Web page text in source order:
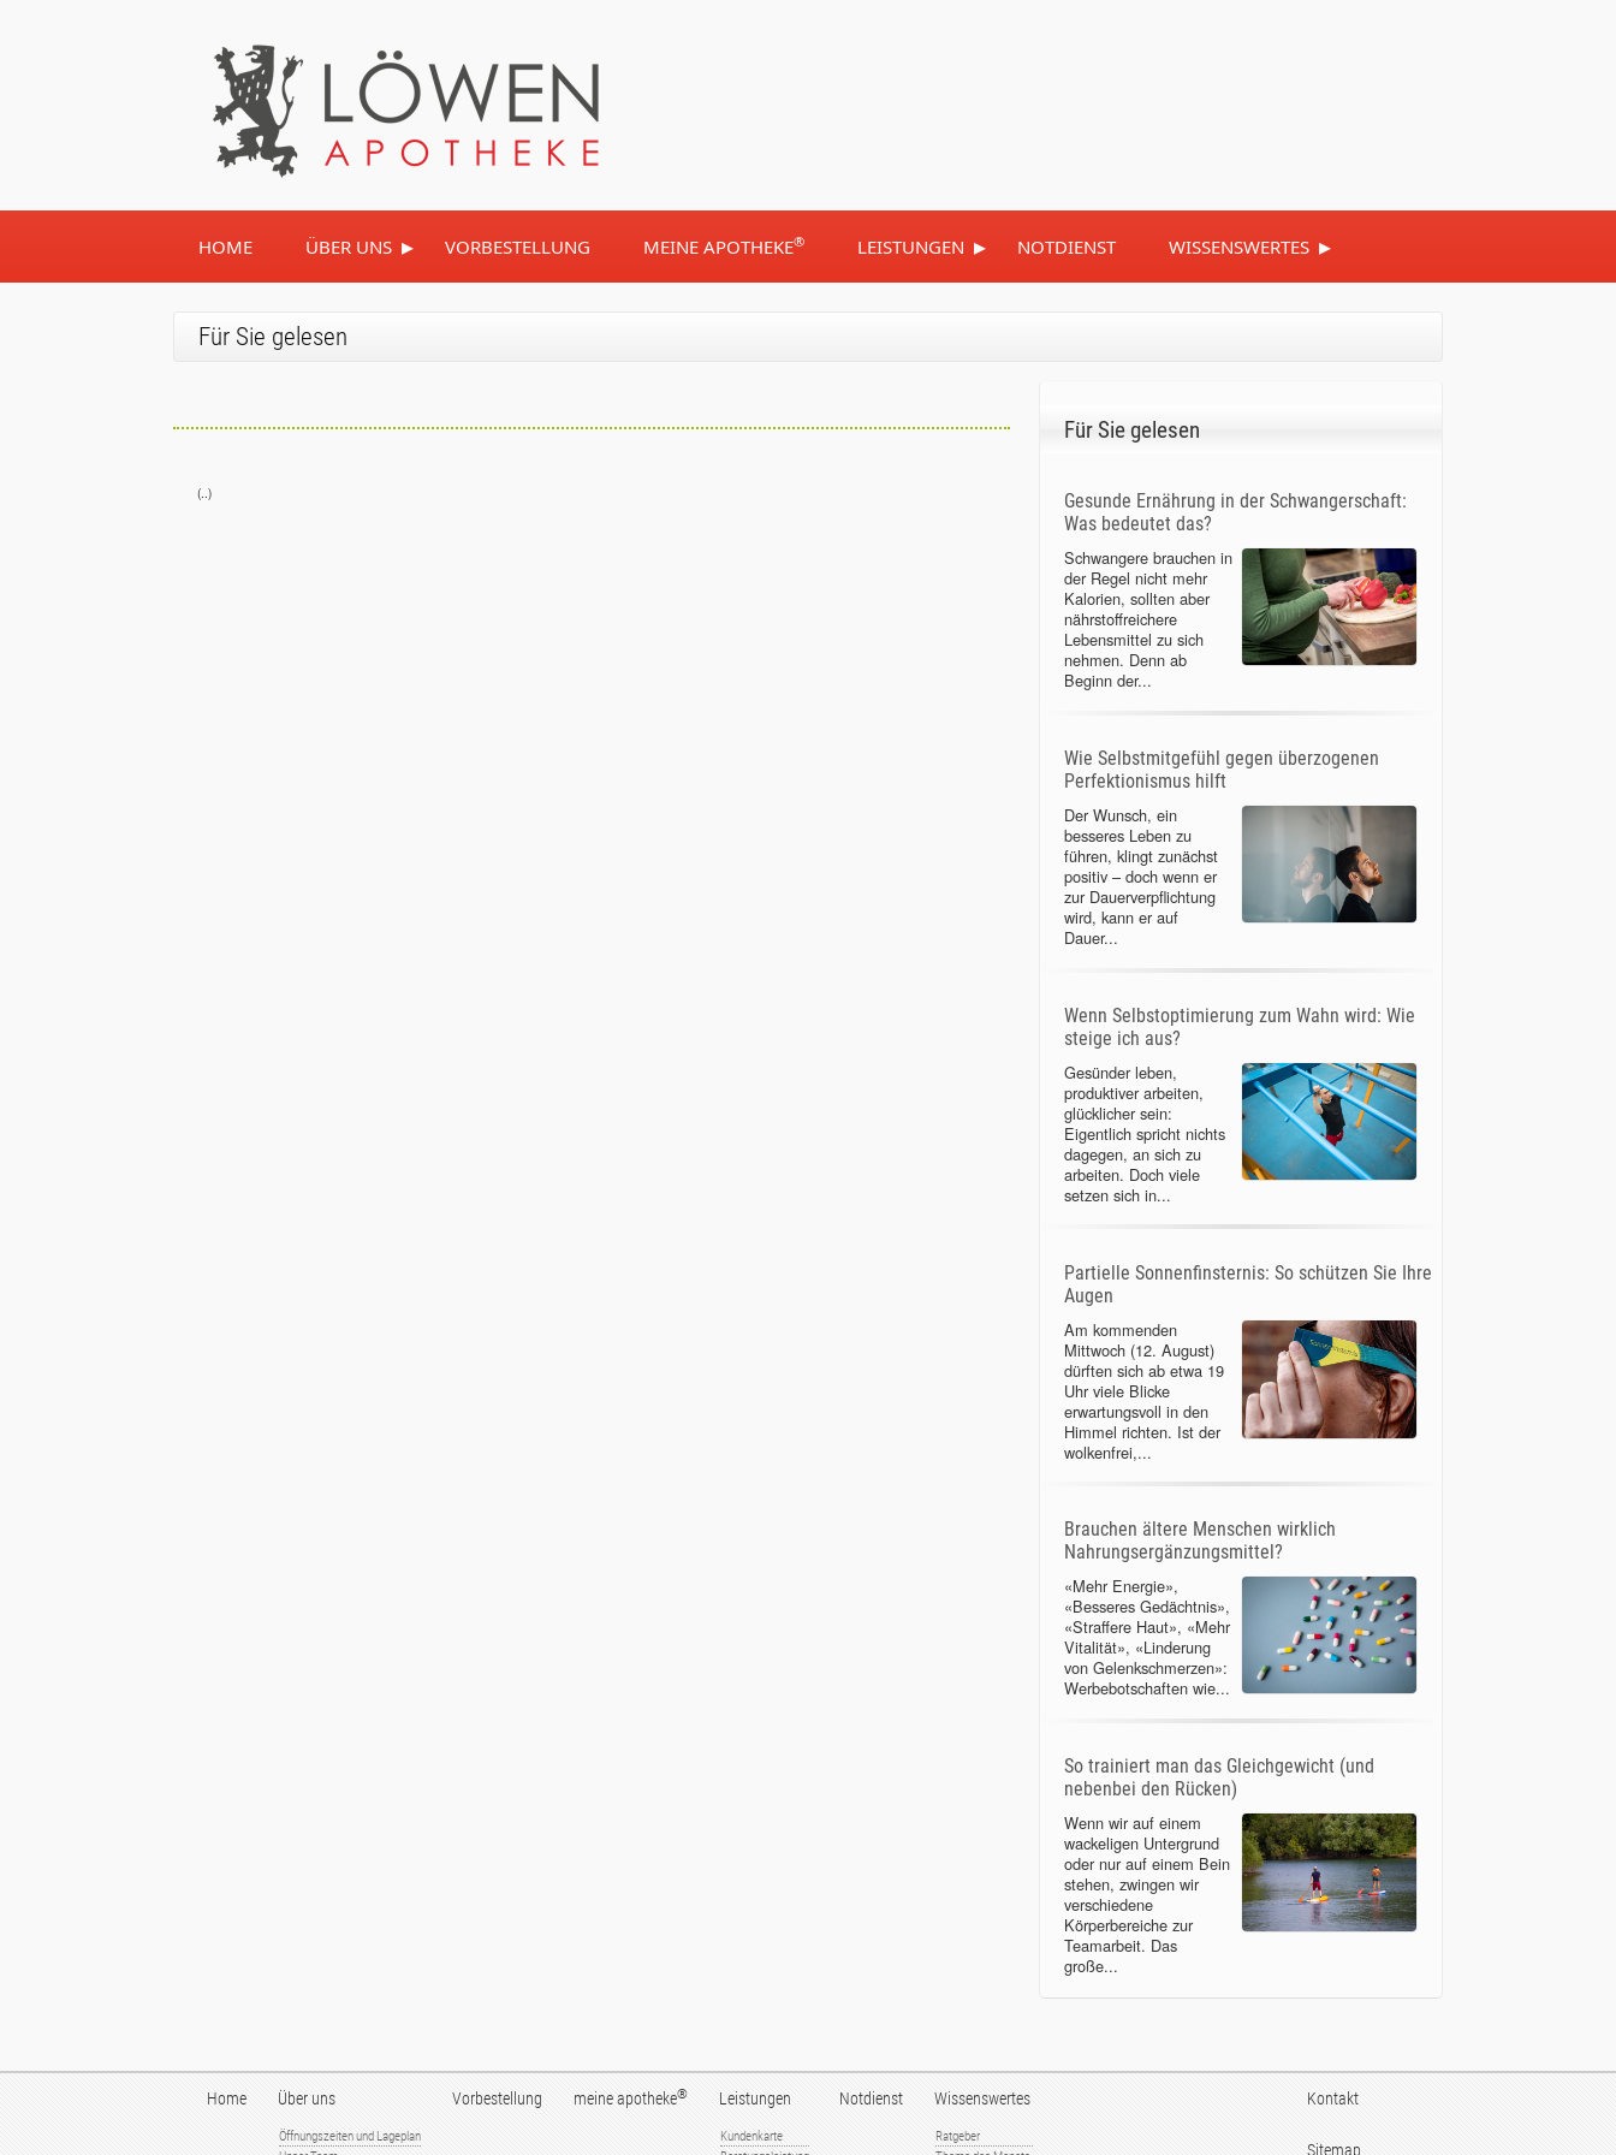
HOME ÜBER UNS ▸ VORBESTELLUNG MEINE APOTHEKE® LEISTUNGEN ▸ NOTDIENST WISSENSWERTES ▸
Für Sie gelesen
(..)
Für Sie gelesen
Gesunde Ernährung in der Schwangerschaft:
Was bedeutet das?
Schwangere brauchen in
der Regel nicht mehr
Kalorien, sollten aber
nährstoffreichere
Lebensmittel zu sich
nehmen. Denn ab
Beginn der...
Wie Selbstmitgefühl gegen überzogenen
Perfektionismus hilft
Der Wunsch, ein
besseres Leben zu
führen, klingt zunächst
positiv – doch wenn er
zur Dauerverpflichtung
wird, kann er auf
Dauer...
Wenn Selbstoptimierung zum Wahn wird: Wie
steige ich aus?
Gesünder leben,
produktiver arbeiten,
glücklicher sein:
Eigentlich spricht nichts
dagegen, an sich zu
arbeiten. Doch viele
setzen sich in...
Partielle Sonnenfinsternis: So schützen Sie Ihre
Augen
Am kommenden
Mittwoch (12. August)
dürften sich ab etwa 19
Uhr viele Blicke
erwartungsvoll in den
Himmel richten. Ist der
wolkenfrei,...
Brauchen ältere Menschen wirklich
Nahrungsergänzungsmittel?
«Mehr Energie»,
«Besseres Gedächtnis»,
«Straffere Haut», «Mehr
Vitalität», «Linderung
von Gelenkschmerzen»:
Werbebotschaften wie...
So trainiert man das Gleichgewicht (und
nebenbei den Rücken)
Wenn wir auf einem
wackeligen Untergrund
oder nur auf einem Bein
stehen, zwingen wir
verschiedene
Körperbereiche zur
Teamarbeit. Das
große...
Home Über uns
Öffnungszeiten und Lageplan
Vorbestellung meine apotheke® Leistungen
Kundenkarte
Notdienst Wissenswertes
Ratgeber
Kontakt